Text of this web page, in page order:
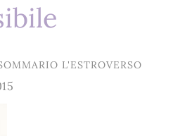
L'ESTROVERSO